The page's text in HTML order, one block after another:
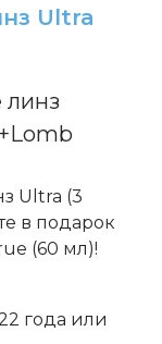
Ultra
линз
Ultra (3
в подарок
(60 мл)!
года или